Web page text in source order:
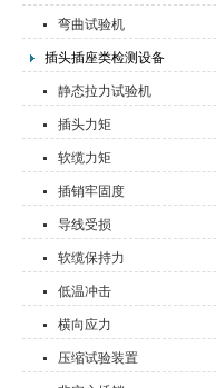
弯曲试验机
插头插座类检测设备
静态拉力试验机
插头力矩
软缆力矩
插销牢固度
导线受损
软缆保持力
低温冲击
横向应力
压缩试验装置